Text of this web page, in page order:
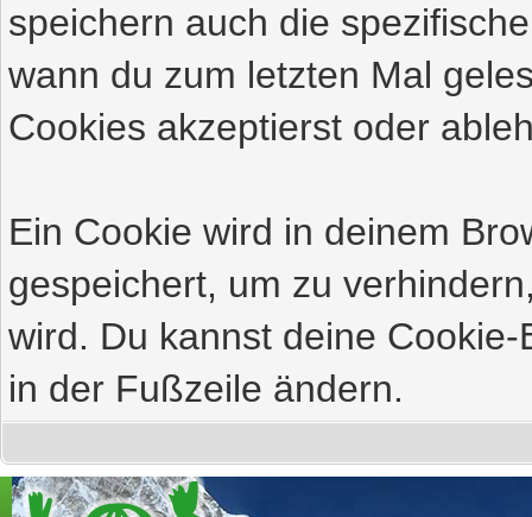
speichern auch die
wann du zum letzten Mal
Cookies akzeptierst oder
Ein Cookie wird in deinem
gespeichert, um zu
wird. Du kannst deine
in der Fußzeile ändern.